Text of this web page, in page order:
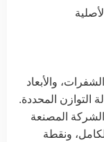
والأبعاد
التوازن المحددة.
المصنعة
ونقطة